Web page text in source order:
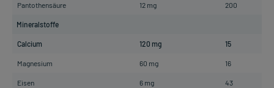
Pantothensäure 12 mg 200
Mineralstoffe
Calcium 120 mg 15
Magnesium 60 mg 16
Eisen 6 mg 43